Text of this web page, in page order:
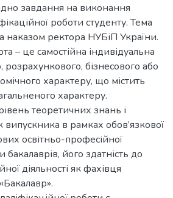
завдання на виконання
роботи студенту. Тема
наказом ректора НУБіП України.
– це самостійна індивідуальна
розрахункового, бізнесового або
характеру, що містить
характеру.
теоретичних знань і
в рамках обов’язкової
освітньо-професійної
бакалаврів, його здатність до
діяльності як фахівця